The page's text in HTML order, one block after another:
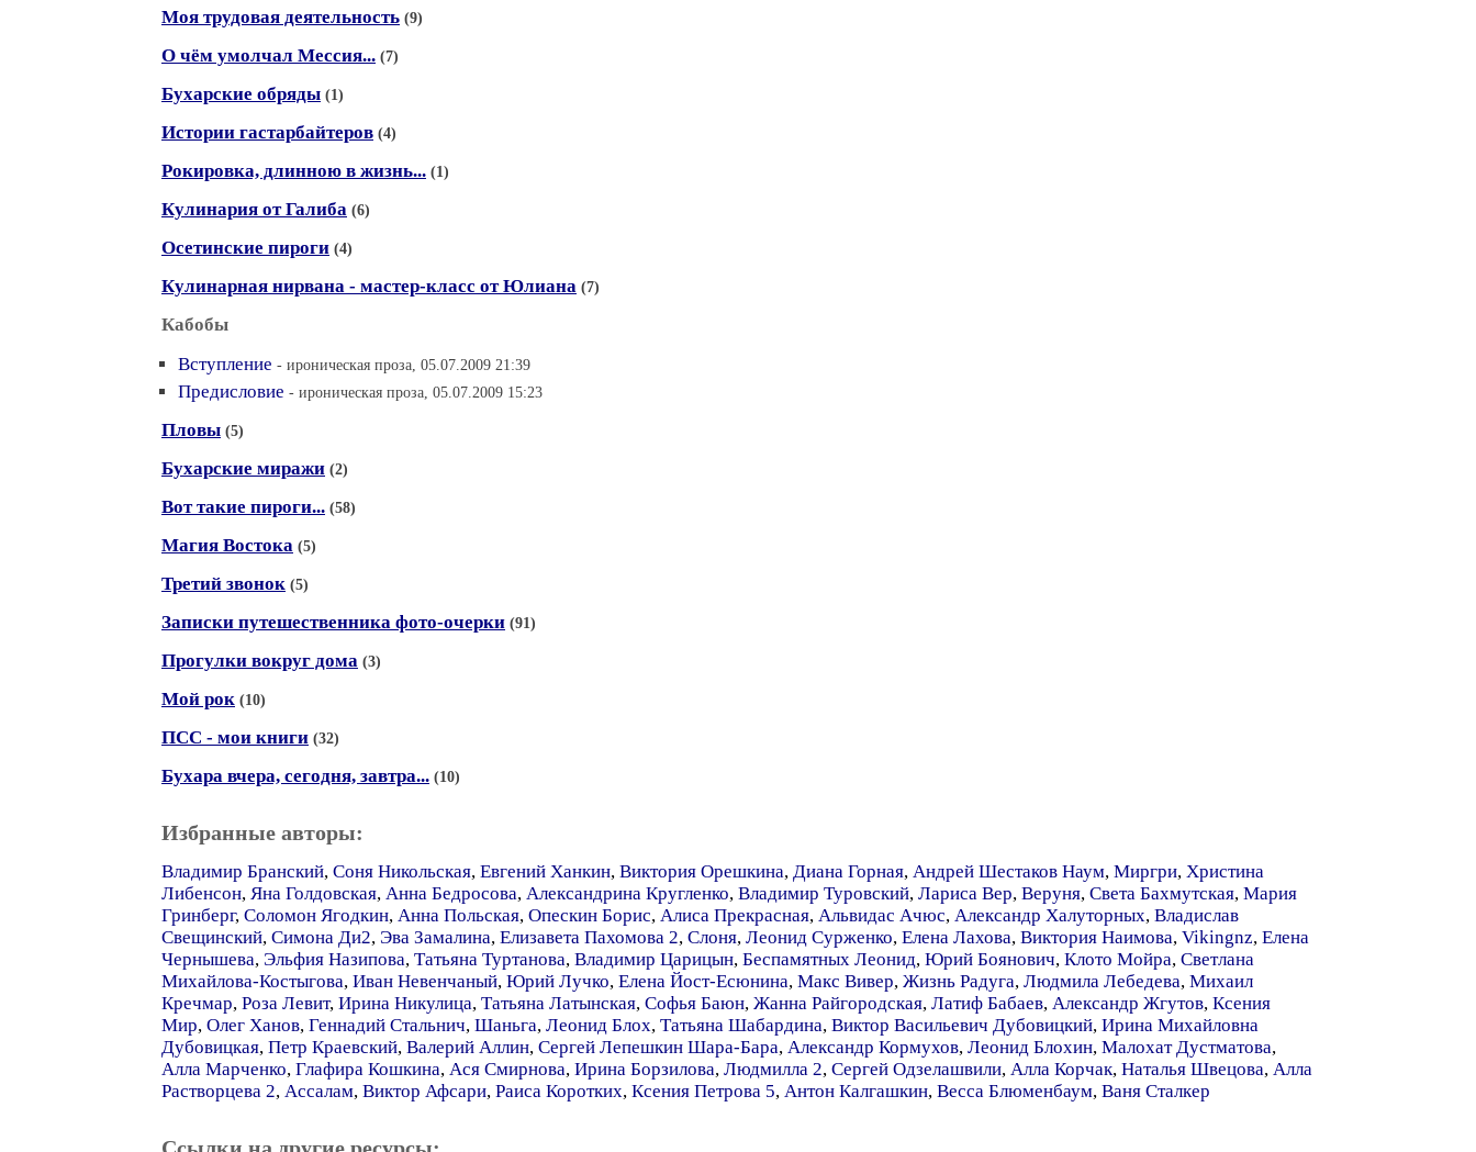
Моя трудовая деятельность (9)
О чём умолчал Мессия... (7)
Бухарские обряды (1)
Истории гастарбайтеров (4)
Рокировка, длинною в жизнь... (1)
Кулинария от Галиба (6)
Осетинские пироги (4)
Кулинарная нирвана - мастер-класс от Юлиана (7)
Кабобы
Вступление - ироническая проза, 05.07.2009 21:39
Предисловие - ироническая проза, 05.07.2009 15:23
Пловы (5)
Бухарские миражи (2)
Вот такие пироги... (58)
Магия Востока (5)
Третий звонок (5)
Записки путешественника фото-очерки (91)
Прогулки вокруг дома (3)
Мой рок (10)
ПСС - мои книги (32)
Бухара вчера, сегодня, завтра... (10)
Избранные авторы:
Владимир Бранский, Соня Никольская, Евгений Ханкин, Виктория Орешкина, Диана Горная, Андрей Шестаков Наум, Миргри, Христина
Либенсон, Яна Голдовская, Анна Бедросова, Александрина Кругленко, Владимир Туровский, Лариса Вер, Веруня, Света Бахмутская, Мария
Гринберг, Соломон Ягодкин, Анна Польская, Опескин Борис, Алиса Прекрасная, Альвидас Ачюс, Александр Халуторных, Владислав
Свещинский, Симона Ди2, Эва Замалина, Елизавета Пахомова 2, Слоня, Леонид Сурженко, Елена Лахова, Виктория Наимова, Vikingnz, Елена
Чернышева, Эльфия Назипова, Татьяна Туртанова, Владимир Царицын, Беспамятных Леонид, Юрий Боянович, Клото Мойра, Светлана
Михайлова-Костыгова, Иван Невенчаный, Юрий Лучко, Елена Йост-Есюнина, Макс Вивер, Жизнь Радуга, Людмила Лебедева, Михаил
Кречмар, Роза Левит, Ирина Никулица, Татьяна Латынская, Софья Баюн, Жанна Райгородская, Латиф Бабаев, Александр Жгутов, Ксения
Мир, Олег Ханов, Геннадий Стальнич, Шаньга, Леонид Блох, Татьяна Шабардина, Виктор Васильевич Дубовицкий, Ирина Михайловна
Дубовицкая, Петр Краевский, Валерий Аллин, Сергей Лепешкин Шара-Бара, Александр Кормухов, Леонид Блохин, Малохат Дустматова,
Алла Марченко, Глафира Кошкина, Ася Смирнова, Ирина Борзилова, Людмилла 2, Сергей Одзелашвили, Алла Корчак, Наталья Швецова, Алла
Растворцева 2, Ассалам, Виктор Афсари, Раиса Коротких, Ксения Петрова 5, Антон Калгашкин, Весса Блюменбаум, Ваня Сталкер